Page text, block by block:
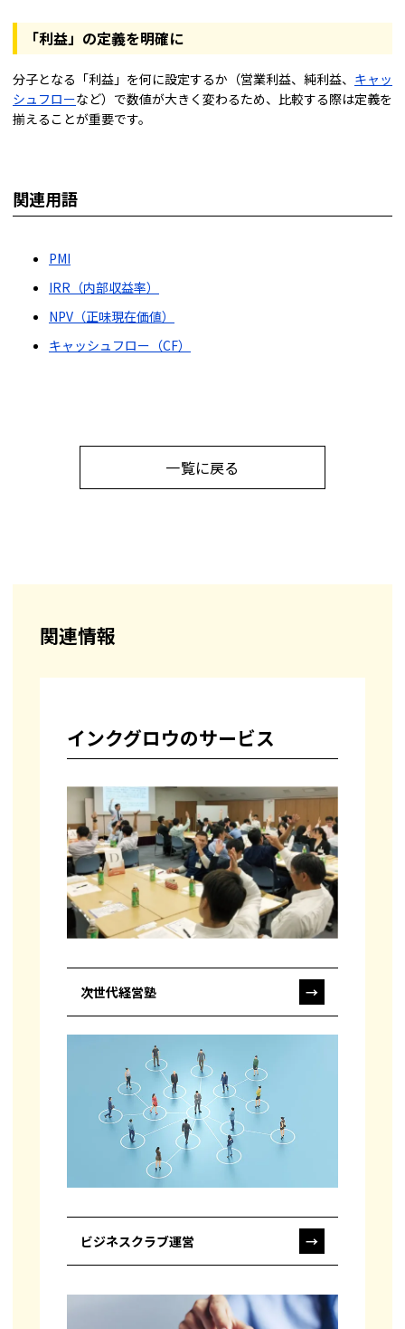
「利益」の定義を明確に
分子となる「利益」を何に設定するか（営業利益、純利益、 キャッ
シュフローなど）で数値が大きく変わるため、比較する際は定義を
揃えることが重要です。
関連用語
PMI
IRR（内部収益率）
NPV（正味現在価値）
キャッシュフロー（CF）
一覧に戻る
関連情報
インクグロウのサービス
次世代経営塾 →
ビジネスクラブ運営 →